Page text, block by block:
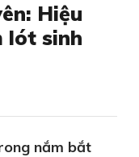
Hiệu
lót sinh
nắm bắt